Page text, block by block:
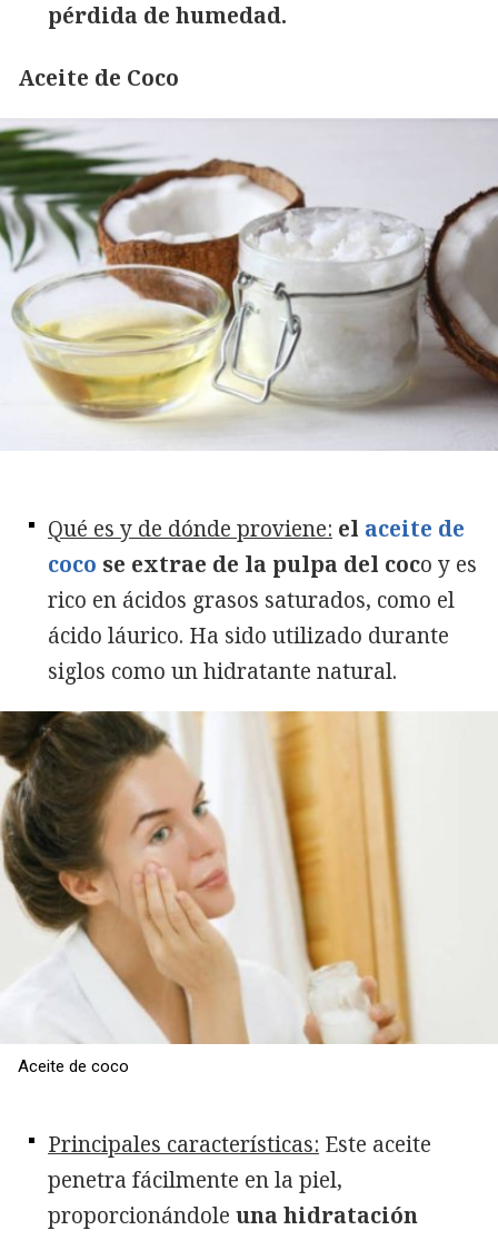
pérdida de humedad.
Aceite de Coco
Qué es y de dónde proviene: el aceite de
coco se extrae de la pulpa del coco y es
rico en ácidos grasos saturados, como el
ácido láurico. Ha sido utilizado durante
siglos como un hidratante natural.
Aceite de coco
Principales características: Este aceite
penetra fácilmente en la piel,
proporcionándole una hidratación